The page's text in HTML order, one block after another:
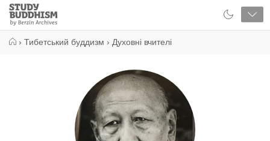
Close
Study
Buddhism
› Тибетський буддизм › Духовні вчителі